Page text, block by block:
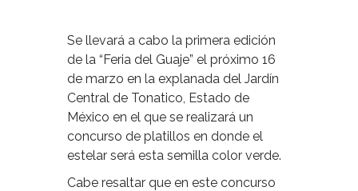
Se llevará a cabo la primera edición
de la “Feria del Guaje” el próximo 16
de marzo en la explanada del Jardín
Central de Tonatico, Estado de
México en el que se realizará un
concurso de platillos en donde el
estelar será esta semilla color verde.
Cabe resaltar que en este concurso